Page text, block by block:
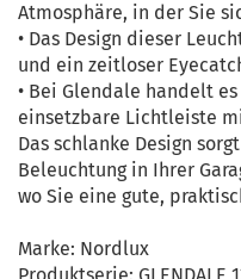
Atmosphäre, in der Sie
• Das Design dieser
und ein zeitloser
• Bei Glendale handelt
einsetzbare Lichtleiste
Das schlanke Design
Beleuchtung in Ihrer
wo Sie eine gute,
Marke: Nordlux